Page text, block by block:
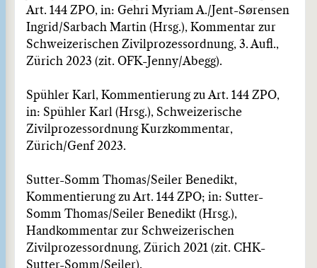
Art. 144 ZPO, in: Gehri Myriam A./Jent-Sørensen
Ingrid/Sarbach Martin (Hrsg.), Kommentar zur
Schweizerischen Zivilprozessordnung, 3. Aufl.,
Zürich 2023 (zit. OFK-Jenny/Abegg).
Spühler Karl, Kommentierung zu Art. 144 ZPO,
in: Spühler Karl (Hrsg.), Schweizerische
Zivilprozessordnung Kurzkommentar,
Zürich/Genf 2023.
Sutter-Somm Thomas/Seiler Benedikt,
Kommentierung zu Art. 144 ZPO; in: Sutter-
Somm Thomas/Seiler Benedikt (Hrsg.),
Handkommentar zur Schweizerischen
Zivilprozessordnung, Zürich 2021 (zit. CHK-
Sutter-Somm/Seiler).